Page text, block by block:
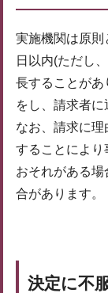
実施機関は原
日以内(ただし
長することがあ
をし、請求者に
なお、請求に
することにより
おそれがある
合があります。
決定に不